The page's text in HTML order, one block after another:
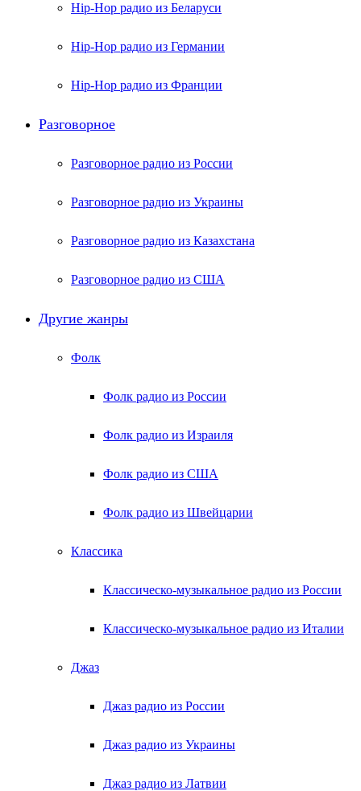
Hip-Hop радио из Беларуси
Hip-Hop радио из Германии
Hip-Hop радио из Франции
Разговорное
Разговорное радио из России
Разговорное радио из Украины
Разговорное радио из Казахстана
Разговорное радио из США
Другие жанры
Фолк
Фолк радио из России
Фолк радио из Израиля
Фолк радио из США
Фолк радио из Швейцарии
Классика
Классическо-музыкальное радио из России
Классическо-музыкальное радио из Италии
Джаз
Джаз радио из России
Джаз радио из Украины
Джаз радио из Латвии